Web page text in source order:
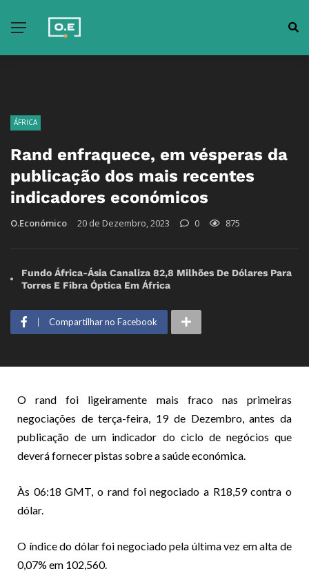
ÁFRICA
Rand enfraquece, em vésperas da
publicação dos mais recentes
indicadores económicos
O.Económico 20 de Dezembro, 2023 0 875
Fundo África-Ásia Canaliza 82,8 Milhões De Dólares Para
Torres E Fibra Óptica Em África
Compartilhar no Facebook
O rand foi ligeiramente mais fraco nas primeiras
negociações de terça-feira, 19 de Dezembro, antes da
publicação de um indicador do ciclo de negócios que
deverá fornecer pistas sobre a saúde económica.
Às 06:18 GMT, o rand foi negociado a R18,59 contra o
dólar.
O índice do dólar foi negociado pela última vez em alta de
0,07% em 102,560.